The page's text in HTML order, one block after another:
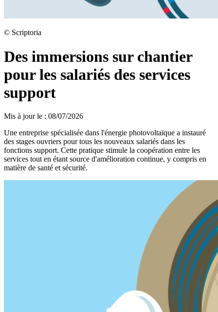
© Scriptoria
Des immersions sur chantier
pour les salariés des services
support
Mis à jour le : 08/07/2026
Une entreprise spécialisée dans l'énergie photovoltaïque a instauré
des stages ouvriers pour tous les nouveaux salariés dans les
fonctions support. Cette pratique stimule la coopération entre les
services tout en étant source d'amélioration continue, y compris en
matière de santé et sécurité.